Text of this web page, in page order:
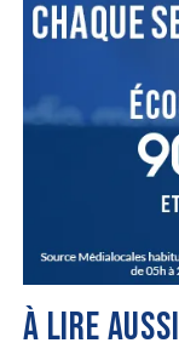
À LIRE AUSSI